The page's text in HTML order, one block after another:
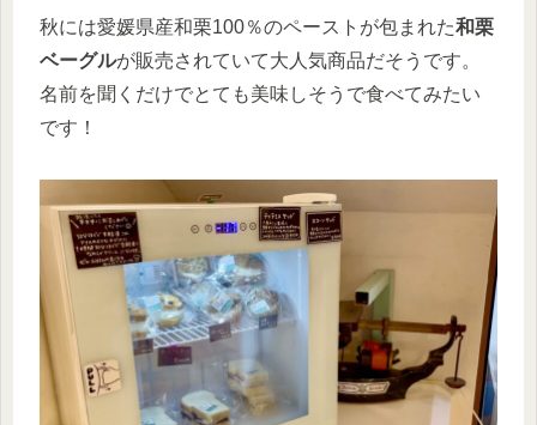
秋には愛媛県産和栗100％のペーストが包まれた和栗
ベーグルが販売されていて大人気商品だそうです。
名前を聞くだけでとても美味しそうで食べてみたい
です！